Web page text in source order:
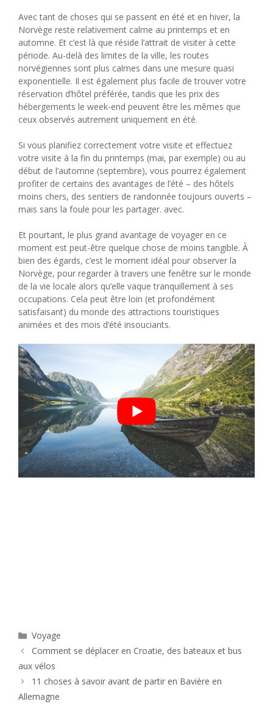
Avec tant de choses qui se passent en été et en hiver, la
Norvège reste relativement calme au printemps et en
automne. Et c’est là que réside l’attrait de visiter à cette
période. Au-delà des limites de la ville, les routes
norvégiennes sont plus calmes dans une mesure quasi
exponentielle. Il est également plus facile de trouver votre
réservation d’hôtel préférée, tandis que les prix des
hébergements le week-end peuvent être les mêmes que
ceux observés autrement uniquement en été.
Si vous planifiez correctement votre visite et effectuez
votre visite à la fin du printemps (mai, par exemple) ou au
début de l’automne (septembre), vous pourrez également
profiter de certains des avantages de l’été – des hôtels
moins chers, des sentiers de randonnée toujours ouverts –
mais sans la foule pour les partager. avec.
Et pourtant, le plus grand avantage de voyager en ce
moment est peut-être quelque chose de moins tangible. À
bien des égards, c’est le moment idéal pour observer la
Norvège, pour regarder à travers une fenêtre sur le monde
de la vie locale alors qu’elle vaque tranquillement à ses
occupations. Cela peut être loin (et profondément
satisfaisant) du monde des attractions touristiques
animées et des mois d’été insouciants.
Catégories
Voyage
Comment se déplacer en Croatie, des bateaux et bus
aux vélos
11 choses à savoir avant de partir en Bavière en
Allemagne